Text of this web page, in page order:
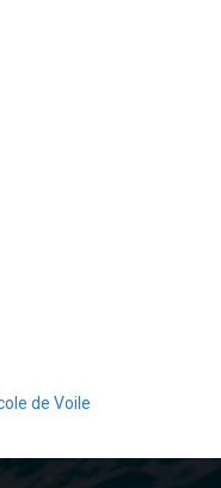
de Voile